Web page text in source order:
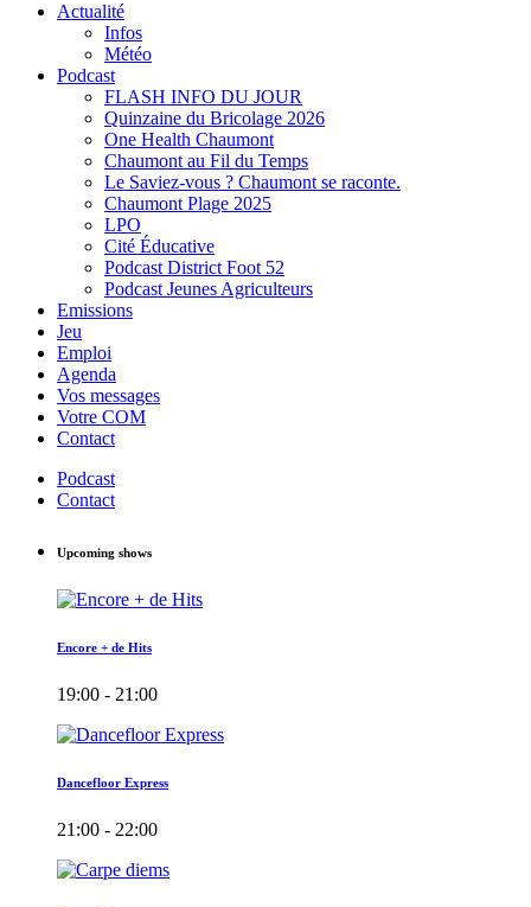
Actualité
Infos
Météo
Podcast
FLASH INFO DU JOUR
Quinzaine du Bricolage 2026
One Health Chaumont
Chaumont au Fil du Temps
Le Saviez-vous ? Chaumont se raconte.
Chaumont Plage 2025
LPO
Cité Éducative
Podcast District Foot 52
Podcast Jeunes Agriculteurs
Emissions
Jeu
Emploi
Agenda
Vos messages
Votre COM
Contact
Podcast
Contact
Upcoming shows
Encore + de Hits
19:00 - 21:00
Dancefloor Express
21:00 - 22:00